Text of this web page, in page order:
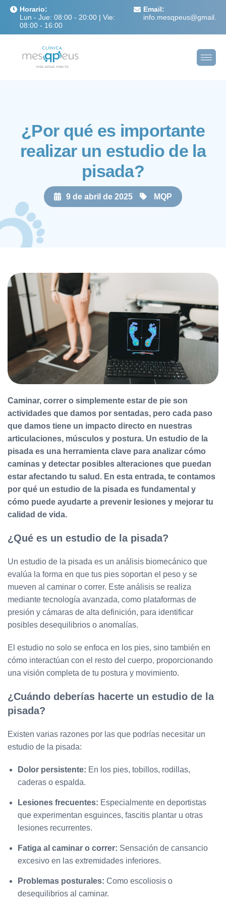
Horario:
Lun - Jue: 08:00 - 20:00 | Vie:
08:00 - 16:00
Email:
¿Por qué es importante
realizar un estudio de la
pisada?
9 de abril de 2025 MQP
Caminar, correr o simplemente estar de pie son
actividades que damos por sentadas, pero cada paso
que damos tiene un impacto directo en nuestras
articulaciones, músculos y postura. Un estudio de la
pisada es una herramienta clave para analizar cómo
caminas y detectar posibles alteraciones que puedan
estar afectando tu salud. En esta entrada, te contamos
por qué un estudio de la pisada es fundamental y
cómo puede ayudarte a prevenir lesiones y mejorar tu
calidad de vida.
¿Qué es un estudio de la pisada?
Un estudio de la pisada es un análisis biomecánico que
evalúa la forma en que tus pies soportan el peso y se
mueven al caminar o correr. Este análisis se realiza
mediante tecnología avanzada, como plataformas de
presión y cámaras de alta definición, para identificar
posibles desequilibrios o anomalías.
El estudio no solo se enfoca en los pies, sino también en
cómo interactúan con el resto del cuerpo, proporcionando
una visión completa de tu postura y movimiento.
¿Cuándo deberías hacerte un estudio de la
pisada?
Existen varias razones por las que podrías necesitar un
estudio de la pisada:
Dolor persistente: En los pies, tobillos, rodillas,
caderas o espalda.
Lesiones frecuentes: Especialmente en deportistas
que experimentan esguinces, fascitis plantar u otras
lesiones recurrentes.
Fatiga al caminar o correr: Sensación de cansancio
excesivo en las extremidades inferiores.
Problemas posturales: Como escoliosis o
desequilibrios al caminar.